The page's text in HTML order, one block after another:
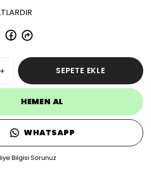
SEPETE EKLE
HEMEN AL
WHATSAPP
Bilgisi Sorunuz